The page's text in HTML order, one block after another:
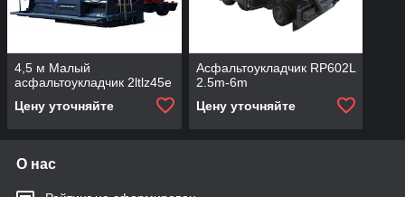
4,5 м Малый
асфальтоукладчик 2ltlz45e
Цену уточняйте
Асфальтоукладчик RP602L
2.5m-6m
Цену уточняйте
О нас